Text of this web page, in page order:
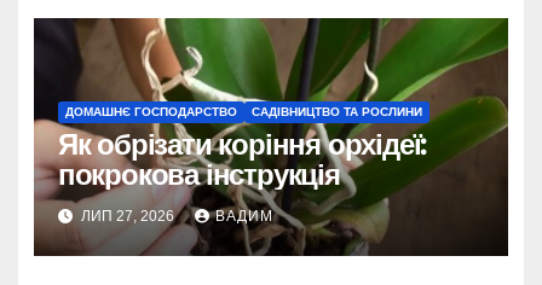
ДОМАШНЄ ГОСПОДАРСТВО САДІВНИЦТВО ТА РОСЛИНИ
Як обрізати коріння орхідеї:
покрокова інструкція
ЛИП 27, 2026 ВАДИМ